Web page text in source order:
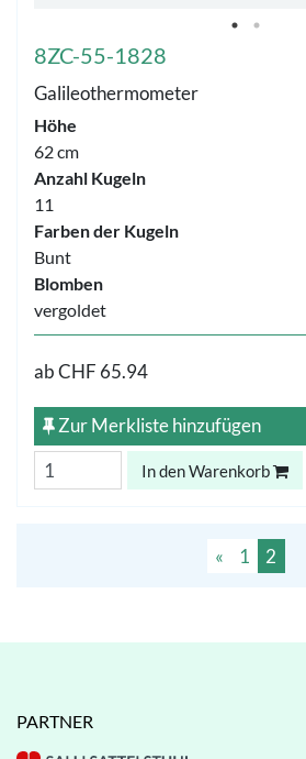
8ZC-55-1828
Galileothermometer
Höhe
62 cm
Anzahl Kugeln
11
Farben der Kugeln
Bunt
Blomben
vergoldet
abCHF 65.94
Zur Merkliste hinzufügen
In den Warenkorb
« 1 2
PARTNER